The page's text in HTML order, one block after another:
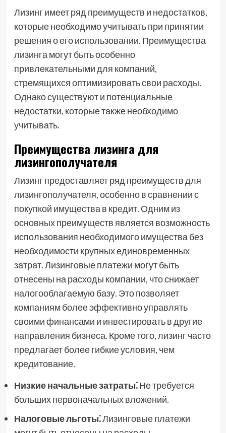
Лизинг имеет ряд преимуществ и недостатков,
которые необходимо учитывать при принятии
решения о его использовании. Преимущества
лизинга могут быть особенно
привлекательными для компаний,
стремящихся оптимизировать свои расходы.
Однако существуют и потенциальные
недостатки, которые также необходимо
учитывать.
Преимущества лизинга для
лизингополучателя
Лизинг предоставляет ряд преимуществ для
лизингополучателя, особенно в сравнении с
покупкой имущества в кредит. Одним из
основных преимуществ является возможность
использования необходимого имущества без
необходимости крупных единовременных
затрат. Лизинговые платежи могут быть
отнесены на расходы компании, что снижает
налогооблагаемую базу. Это позволяет
компаниям более эффективно управлять
своими финансами и инвестировать в другие
направления бизнеса. Кроме того, лизинг часто
предлагает более гибкие условия, чем
кредитование.
Низкие начальные затраты⁚Не требуется
больших первоначальных вложений.
Налоговые льготы⁚Лизинговые платежи